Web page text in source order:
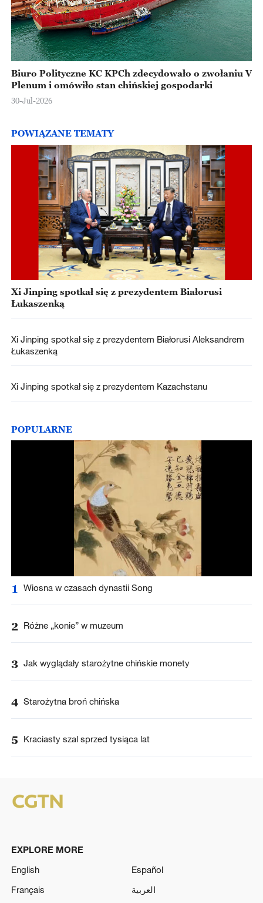
Biuro Polityczne KC KPCh zdecydowało o zwołaniu V
Plenum i omówiło stan chińskiej gospodarki
30-Jul-2026
POWIĄZANE TEMATY
Xi Jinping spotkał się z prezydentem Białorusi
Łukaszenką
Xi Jinping spotkał się z prezydentem Białorusi Aleksandrem
Łukaszenką
Xi Jinping spotkał się z prezydentem Kazachstanu
POPULARNE
1 Wiosna w czasach dynastii Song
2 Różne „konie” w muzeum
3 Jak wyglądały starożytne chińskie monety
4 Starożytna broń chińska
5 Kraciasty szal sprzed tysiąca lat
EXPLORE MORE
English
Español
Français
العربية